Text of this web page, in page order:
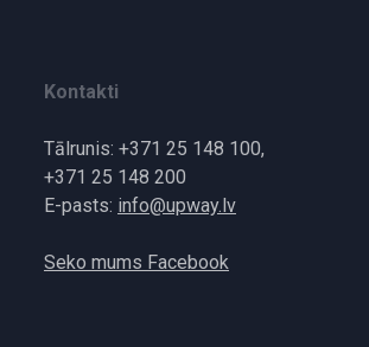
Kontakti
Tālrunis: +371 25 148 100,
+371 25 148 200
E-pasts: info@upway.lv
Seko mums Facebook